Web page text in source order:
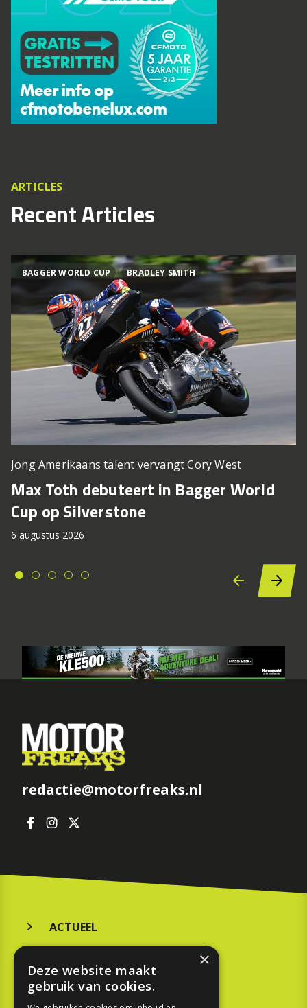
ARTICLES
Recent Articles
BAGGER WORLD CUP BRADLEY SMITH
Jong Amerikaans talent vervangt Cory West
Max Toth debuteert in Bagger World
Cup op Silverstone
6 augustus 2026
redactie@motorfreaks.nl
ACTUEEL
KOOPGIDS
×
Deze website maakt
gebruik van cookies.